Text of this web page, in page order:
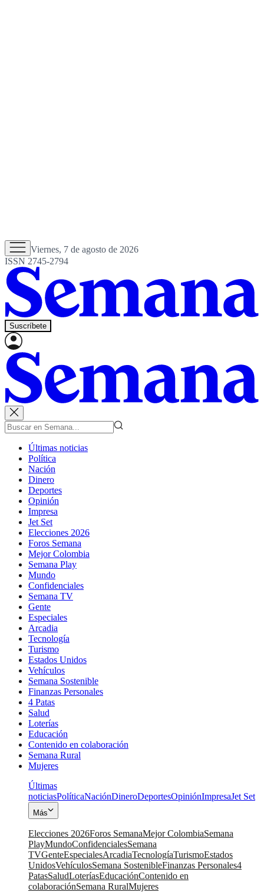
Viernes, 7 de agosto de 2026
ISSN 2745-2794
Suscríbete
Últimas noticias
Política
Nación
Dinero
Deportes
Opinión
Impresa
Jet Set
Elecciones 2026
Foros Semana
Mejor Colombia
Semana Play
Mundo
Confidenciales
Semana TV
Gente
Especiales
Arcadia
Tecnología
Turismo
Estados Unidos
Vehículos
Semana Sostenible
Finanzas Personales
4 Patas
Salud
Loterías
Educación
Contenido en colaboración
Semana Rural
Mujeres
Últimas
noticiasPolíticaNaciónDineroDeportesOpiniónImpresaJet Set
Más
Elecciones 2026Foros SemanaMejor ColombiaSemana
PlayMundoConfidencialesSemana
TVGenteEspecialesArcadiaTecnologíaTurismoEstados
UnidosVehículosSemana SostenibleFinanzas Personales4
PatasSaludLoteríasEducaciónContenido en
colaboraciónSemana RuralMujeres